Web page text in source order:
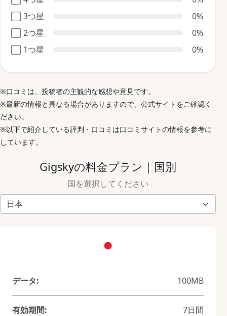
3つ星
0%
2つ星
0%
1つ星
0%
※口コミは、投稿者の主観的な感想や意見です。
※最新の情報と異なる場合がありますので、公式サイトをご確認く
ださい。
※以下で紹介している評判・口コミは口コミサイトの情報を参考に
しています。
Gigskyの料金プラン｜国別
国を選択してください
データ: 100MB
有効期間: 7日間